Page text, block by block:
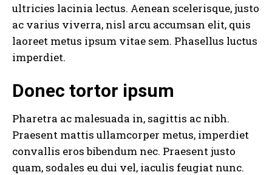
ultricies lacinia lectus. Aenean scelerisque, justo
ac varius viverra, nisl arcu accumsan elit, quis
laoreet metus ipsum vitae sem. Phasellus luctus
imperdiet.
Donec tortor ipsum
Pharetra ac malesuada in, sagittis ac nibh.
Praesent mattis ullamcorper metus, imperdiet
convallis eros bibendum nec. Praesent justo
quam, sodales eu dui vel, iaculis feugiat nunc.